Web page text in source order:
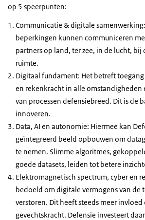
op 5 speerpunten:
Communicatie & digitale
beperkingen kunnen communiceren
partners op land, ter zee, in de lucht, bij
ruimte.
Digitaal fundament: Het betreft
en rekenkracht in alle omstandigheden
van processen defensiebreed. Dit is de
innoveren.
Data, AI en autonomie: Hiermee kan
geïntegreerd beeld opbouwen om
te nemen. Slimme algoritmes,
goede datasets, leiden tot betere
Elektromagnetisch spectrum, cyber en
bedoeld om digitale vermogens van de
verstoren. Dit heeft steeds meer invloed
gevechtskracht. Defensie investeert